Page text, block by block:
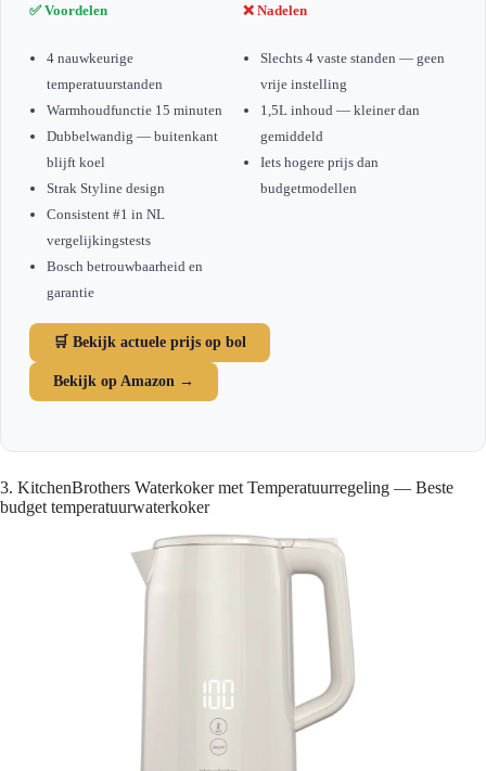
✅ Voordelen
4 nauwkeurige
temperatuurstanden
Warmhoudfunctie 15 minuten
Dubbelwandig — buitenkant
blijft koel
Strak Styline design
Consistent #1 in NL
vergelijkingstests
Bosch betrouwbaarheid en
garantie
❌ Nadelen
Slechts 4 vaste standen — geen
vrije instelling
1,5L inhoud — kleiner dan
gemiddeld
Iets hogere prijs dan
budgetmodellen
🛒 Bekijk actuele prijs op bol
Bekijk op Amazon →
3. KitchenBrothers Waterkoker met Temperatuurregeling — Beste
budget temperatuurwaterkoker